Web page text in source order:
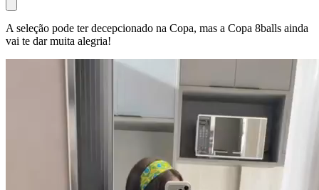
A seleção pode ter decepcionado na Copa, mas a Copa 8balls ainda
vai te dar muita alegria!